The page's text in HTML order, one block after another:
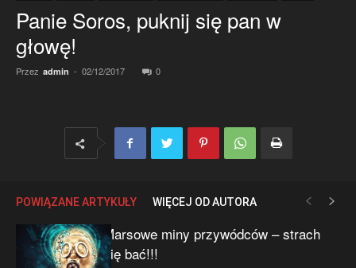
Panie Soros, puknij się pan w
głowę!
Przez admin - 02/12/2017 0
POWIĄZANE ARTYKUŁY WIĘCEJ OD AUTORA
Marsowe miny przywódców – strach
się bać!!!